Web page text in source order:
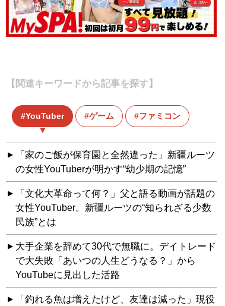
【関連キーワードから記事を探す】
YouTuber ゲーム ファミコン
「家のご飯が保育園と全然違った」新疆ルーツ
の女性YouTuberが明かす“幼少期の記憶”
「文化大革命って何？」父と語る動画が話題の
女性YouTuber。新疆ルーツの“知られざる少数
民族”とは
大手企業を辞めて30代で無職に。デイトレード
で大失敗「あいつの人生どうなる？」から
YouTubeに見出した活路
「釣れる魚は増えたけど、友達は減った」現役